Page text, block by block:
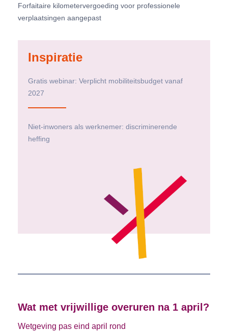
Forfaitaire kilometervergoeding voor professionele
verplaatsingen aangepast
Inspiratie
Gratis webinar: Verplicht mobiliteitsbudget vanaf
2027
Niet-inwoners als werknemer: discriminerende
heffing
Wat met vrijwillige overuren na 1 april?
Wetgeving pas eind april rond